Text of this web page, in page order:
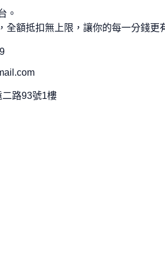
。
全額抵扣無上限，讓你的每一分錢更
路93號1樓